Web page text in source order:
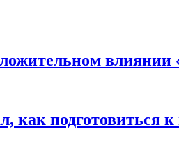
влиянии
как подготовиться